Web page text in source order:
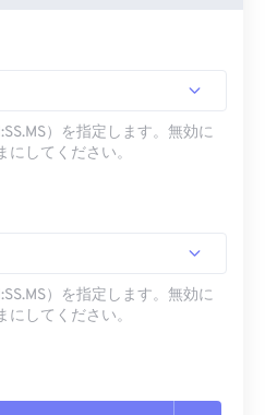
）を指定します。無効に
してください。
）を指定します。無効に
してください。